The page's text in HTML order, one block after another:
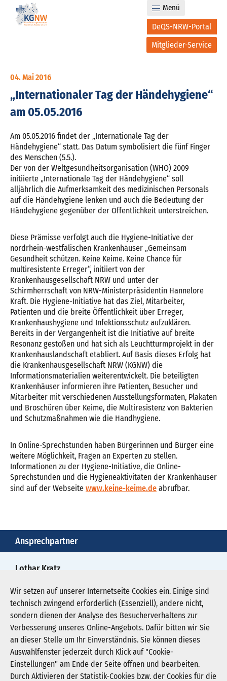
Wir setzen auf unserer Internetseite Cookies ein. Einige sind
technisch zwingend erforderlich (Essenziell), andere nicht,
sondern dienen der Analyse des Besucherverhaltens zur
Verbesserung unseres Online-Angebots. Dafür bitten wir Sie
an dieser Stelle um Ihr Einverständnis. Sie können dieses
Auswahlfenster jederzeit durch Klick auf "Cookie-
Einstellungen" am Ende der Seite öffnen und bearbeiten.
Durch Aktivieren der Statistik-Cookies bzw. der Cookies für die
DeQS-NRW-Portal
Mitglieder-Service
Menü
04. Mai 2016
„Internationaler Tag der Händehygiene“
am 05.05.2016
Am 05.05.2016 findet der „Internationale Tag der
Händehygiene“ statt. Das Datum symbolisiert die fünf Finger
des Menschen (5.5.).
Der von der Weltgesundheitsorganisation (WHO) 2009
initiierte „Internationale Tag der Händehygiene“ soll
alljährlich die Aufmerksamkeit des medizinischen Personals
auf die Händehygiene lenken und auch die Bedeutung der
Händehygiene gegenüber der Öffentlichkeit unterstreichen.
Diese Prämisse verfolgt auch die Hygiene-Initiative der
nordrhein-westfälischen Krankenhäuser „Gemeinsam
Gesundheit schützen. Keine Keime. Keine Chance für
multiresistente Erreger“, initiiert von der
Krankenhausgesellschaft NRW und unter der
Schirmherrschaft von NRW-Ministerpräsidentin Hannelore
Kraft. Die Hygiene-Initiative hat das Ziel, Mitarbeiter,
Patienten und die breite Öffentlichkeit über Erreger,
Krankenhaushygiene und Infektionsschutz aufzuklären.
Bereits in der Vergangenheit ist die Initiative auf breite
Resonanz gestoßen und hat sich als Leuchtturmprojekt in der
Krankenhauslandschaft etabliert. Auf Basis dieses Erfolg hat
die Krankenhausgesellschaft NRW (KGNW) die
Informationsmaterialien weiterentwickelt. Die beteiligten
Krankenhäuser informieren ihre Patienten, Besucher und
Mitarbeiter mit verschiedenen Ausstellungsformaten, Plakaten
und Broschüren über Keime, die Multiresistenz von Bakterien
und Schutzmaßnahmen wie die Handhygiene.
In Online-Sprechstunden haben Bürgerinnen und Bürger eine
weitere Möglichkeit, Fragen an Experten zu stellen.
Informationen zu der Hygiene-Initiative, die Online-
Sprechstunden und die Hygieneaktivitäten der Krankenhäuser
sind auf der Webseite www.keine-keime.de abrufbar.
Ansprechpartner
Lothar Kratz
0211/4781970
presse@kgnw.de
Newsletter abonnieren
Registrieren